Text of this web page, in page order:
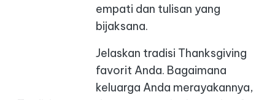
empati dan tulisan yang
bijaksana.
Jelaskan tradisi Thanksgiving
favorit Anda. Bagaimana
keluarga Anda merayakannya,